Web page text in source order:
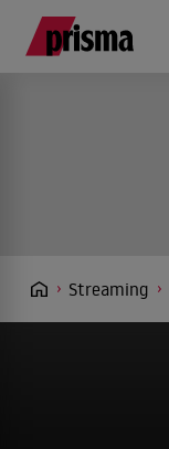
Streaming